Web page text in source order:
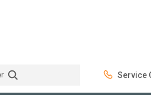
Service